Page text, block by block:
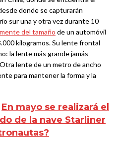
donde se capturarán
sur una y otra vez durante 10
del tamaño de un automóvil
kilogramos. Su lente frontal
la lente más grande jamás
lente de un metro de ancho
para mantener la forma y la
En mayo se realizará el
de la nave Starliner